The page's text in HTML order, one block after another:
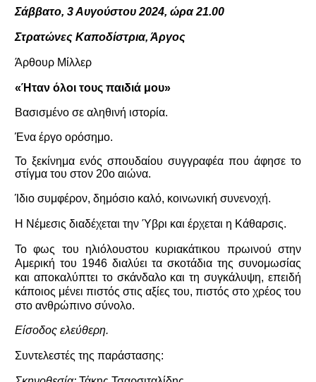
Σάββατο, 3 Αυγούστου 2024, ώρα 21.00
Στρατώνες Καποδίστρια, Άργος
Άρθουρ Μίλλερ
«Ήταν όλοι τους παιδιά μου»
Βασισμένο σε αληθινή ιστορία.
Ένα έργο ορόσημο.
Το ξεκίνημα ενός σπουδαίου συγγραφέα που άφησε το
στίγμα του στον 20ο αιώνα.
Ίδιο συμφέρον, δημόσιο καλό, κοινωνική συνενοχή.
Η Νέμεσις διαδέχεται την Ύβρι και έρχεται η Κάθαρσις.
Το φως του ηλιόλουστου κυριακάτικου πρωινού στην
Αμερική του 1946 διαλύει τα σκοτάδια της συνομωσίας
και αποκαλύπτει το σκάνδαλο και τη συγκάλυψη, επειδή
κάποιος μένει πιστός στις αξίες του, πιστός στο χρέος του
στο ανθρώπινο σύνολο.
Είσοδος ελεύθερη.
Συντελεστές της παράστασης: